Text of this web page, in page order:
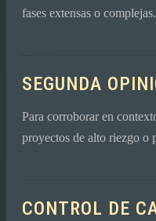
fases extensas o complejas.
SEGUNDA
Para corroborar en
proyectos de alto riezgo o
CONTROL DE